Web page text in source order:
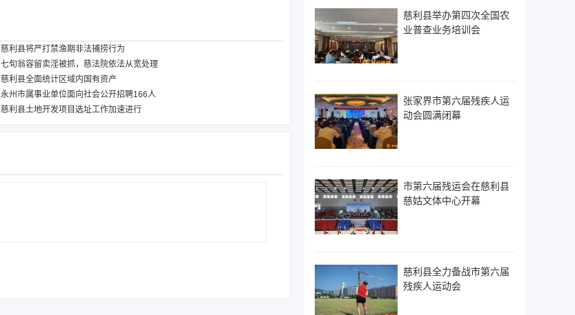
慈利县将严打禁渔期非法捕捞行为
七旬翁容留卖淫被抓，慈法院依法从宽处理
慈利县全面统计区域内国有资产
永州市属事业单位面向社会公开招聘166人
慈利县土地开发项目选址工作加速进行
慈利县举办第四次全国农
业普查业务培训会
张家界市第六届残疾人运
动会圆满闭幕
市第六届残运会在慈利县
慈姑文体中心开幕
慈利县全力备战市第六届
残疾人运动会